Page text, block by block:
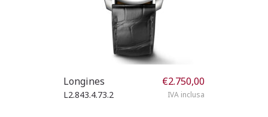
Longines
L2.843.4.73.2
€2.750,00
IVA inclusa